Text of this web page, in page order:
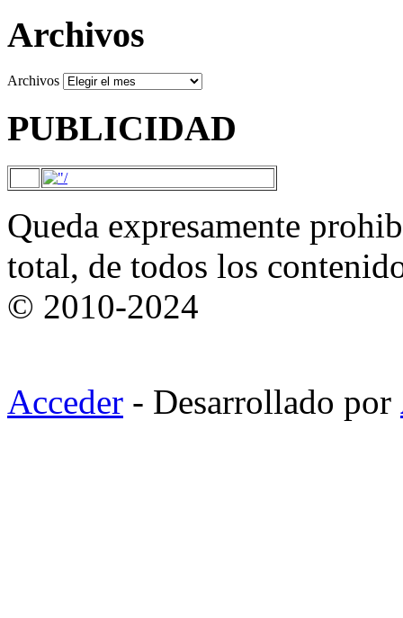
Archivos
Archivos
PUBLICIDAD
Queda expresamente
total, de todos los
© 2010-2024
Acceder - Desarrollado por